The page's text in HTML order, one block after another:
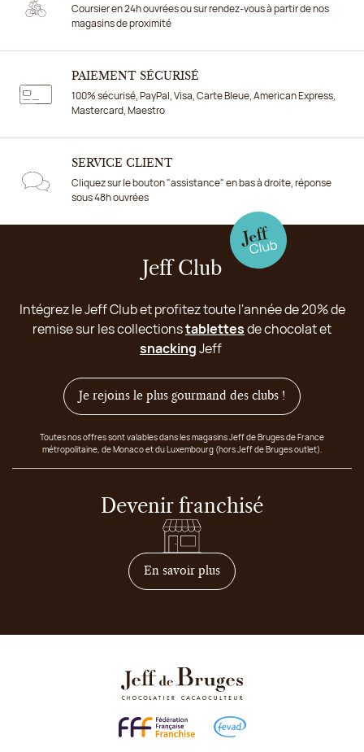
Coursier en 24h ouvrées ou sur rendez-vous à partir de nos
magasins de proximité
PAIEMENT SÉCURISÉ
100% sécurisé, PayPal, Visa, Carte Bleue, American Express,
Mastercard, Maestro
SERVICE CLIENT
Cliquez sur le bouton "assistance" en bas à droite, réponse
sous 48h ouvrées
Jeff Club
Intégrez le Jeff Club et profitez toute l'année de 20% de
remise sur les collectionstablettesde chocolat et
snackingJeff
Je rejoins le plus gourmand des clubs !
Toutes nos offres sont valables dans les magasins Jeff de Bruges de France
métropolitaine, de Monaco et du Luxembourg (hors Jeff de Bruges outlet).
Devenir franchisé
En savoir plussur comment devenir